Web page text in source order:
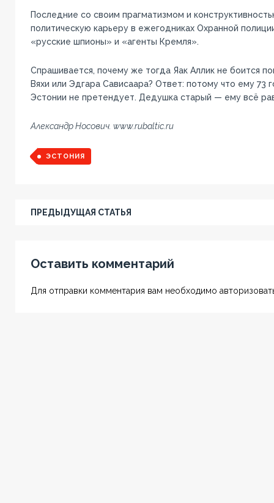
Последние со своим прагматизмом и
политическую карьеру в ежегодниках Охранной
«русские шпионы» и «агенты Кремля».
Спрашивается, почему же тогда Яак Аллик не боится
Вяхи или Эдгара Сависаара? Ответ: потому что ему 73
Эстонии не претендует. Дедушка старый — ему всё
Александр Носович. www.rubaltic.ru
ЭСТОНИЯ
ПРЕДЫДУЩАЯ СТАТЬЯ
Оставить комментарий
Для отправки комментария вам необходимо